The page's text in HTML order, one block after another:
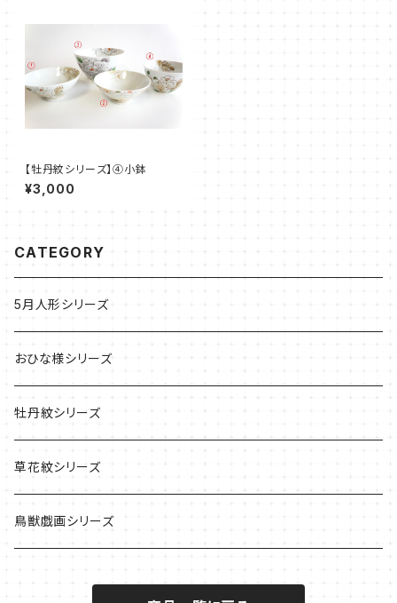
【牡丹紋シリーズ】④小鉢
¥3,000
CATEGORY
5月人形シリーズ
おひな様シリーズ
牡丹紋シリーズ
草花紋シリーズ
鳥獣戯画シリーズ